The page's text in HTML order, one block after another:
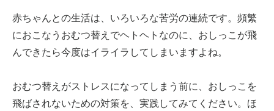
赤ちゃんとの生活は、いろいろな苦労の連続です。頻繁
におこなうおむつ替えでヘトヘトなのに、おしっこが飛
んできたら今度はイライラしてしまいますよね。
おむつ替えがストレスになってしまう前に、おしっこを
飛ばされないための対策を、実践してみてください。ほ